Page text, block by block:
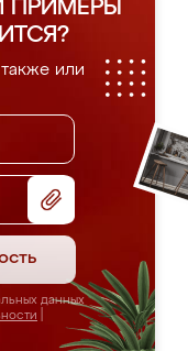
ПРИМЕРЫ
или
данных